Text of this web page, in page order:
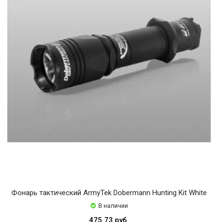
Фонарь тактический ArmyTek Dobermann Hunting Kit White
В наличии
475.73 руб.